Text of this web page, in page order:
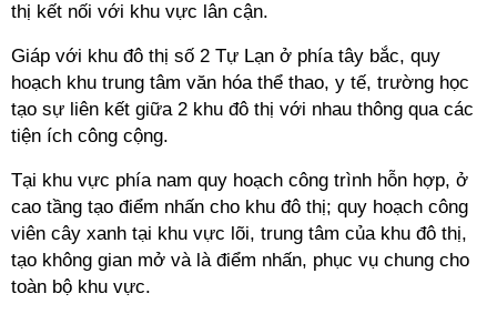
thị kết nối với khu vực lân cận.
Giáp với khu đô thị số 2 Tự Lạn ở phía tây bắc, quy
hoạch khu trung tâm văn hóa thể thao, y tế, trường học
tạo sự liên kết giữa 2 khu đô thị với nhau thông qua các
tiện ích công cộng.
Tại khu vực phía nam quy hoạch công trình hỗn hợp, ở
cao tầng tạo điểm nhấn cho khu đô thị; quy hoạch công
viên cây xanh tại khu vực lõi, trung tâm của khu đô thị,
tạo không gian mở và là điểm nhấn, phục vụ chung cho
toàn bộ khu vực.